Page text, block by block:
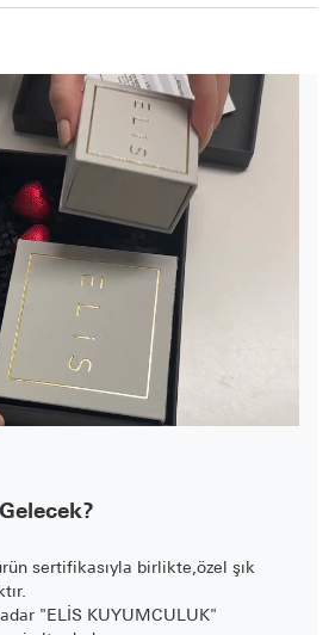
sertifikasıyla birlikte,özel şık
"ELİS KUYUMCULUK"